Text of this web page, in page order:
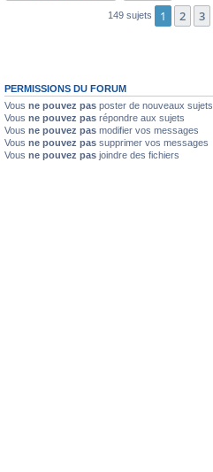
149 sujets 1 2 3
PERMISSIONS DU FORUM
Vous ne pouvez pas poster de nouveaux sujets
Vous ne pouvez pas répondre aux sujets
Vous ne pouvez pas modifier vos messages
Vous ne pouvez pas supprimer vos messages
Vous ne pouvez pas joindre des fichiers